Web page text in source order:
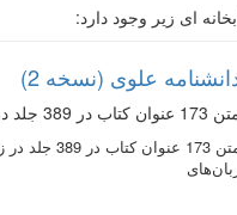
ای زیر وجود دارد:
علوی (نسخه 2)
جلد در زمینه ترجمه و شرح و مصادر نهج البلاغه به زبان عربی و فارسی ...